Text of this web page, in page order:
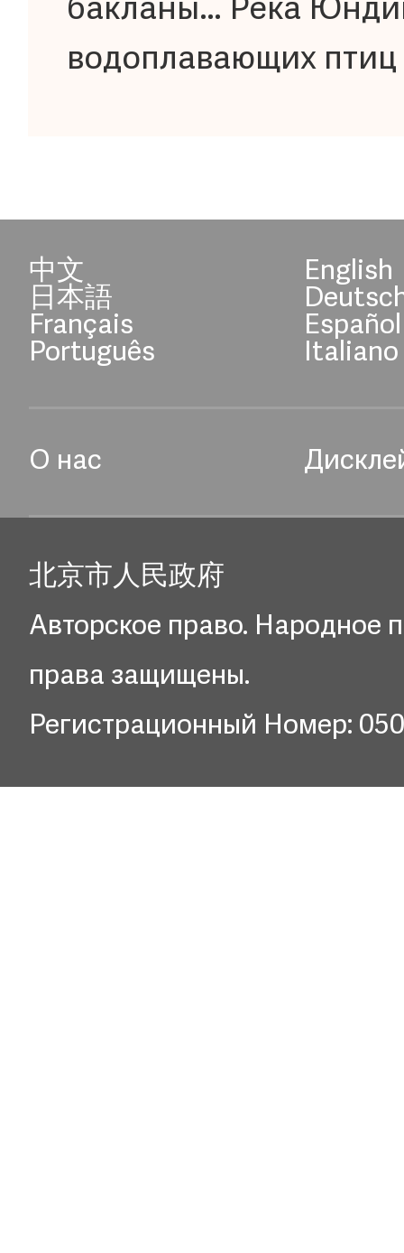
бакланы… Река
водоплавающих птиц
中文 English
日本語
Français Español
Português Italiano
О нас
北京市人民政府
Авторское право. Народное
права защищены.
Регистрационный Номер: